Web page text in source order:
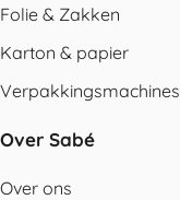
Folie & Zakken
Karton & papier
Verpakkingsmachines
Over Sabé
Over ons